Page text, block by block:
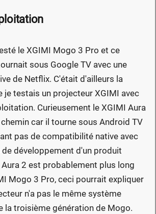
le XGIMI Mogo 3 Pro et ce
sous Google TV avec une
de Netflix. C'était d'ailleurs la
je testais un projecteur XGIMI avec
Curieusement le XGIMI Aura
car il tourne sous Android TV
pas de compatibilité native avec
développement d'un produit
2 est probablement plus long
Mogo 3 Pro, ceci pourrait expliquer
n'a pas le même système
la troisième génération de Mogo.